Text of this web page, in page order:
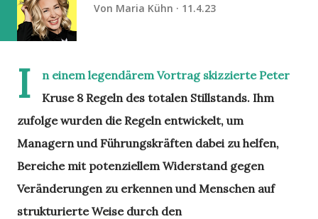
Von Maria Kühn 11.4.23
I
n einem legendärem Vortrag skizzierte Peter
Kruse 8 Regeln des totalen Stillstands. Ihm
zufolge wurden die Regeln entwickelt, um
Managern und Führungskräften dabei zu helfen,
Bereiche mit potenziellem Widerstand gegen
Veränderungen zu erkennen und Menschen auf
strukturierte Weise durch den